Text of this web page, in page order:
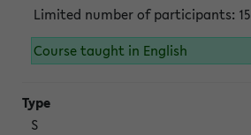
Limited number of participants: 15
Course taught in English
S